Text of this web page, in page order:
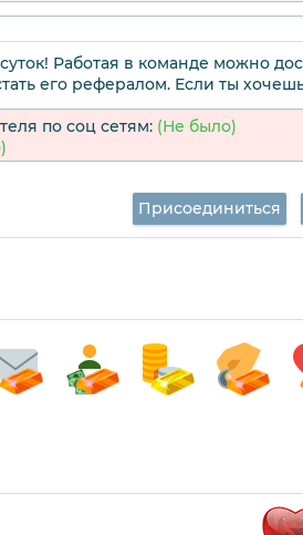
Работая в команде можно
его рефералом. Если ты
по соц сетям: (Не было)
Присоединиться